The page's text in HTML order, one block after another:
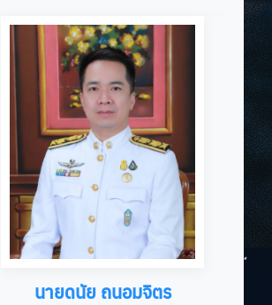
นายดนัย ถนอมจิตร